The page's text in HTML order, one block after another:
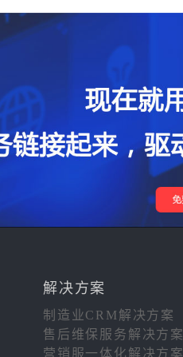
解决方案
制造业CRM解决方案
售后维保服务解决方案
营销服一体化解决方案